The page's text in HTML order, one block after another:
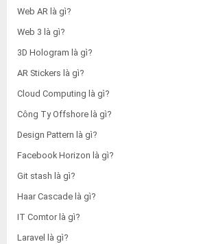
Web AR là gì?
Web 3 là gì?
3D Hologram là gì?
AR Stickers là gì?
Cloud Computing là gì?
Công Ty Offshore là gì?
Design Pattern là gì?
Facebook Horizon là gì?
Git stash là gì?
Haar Cascade là gì?
IT Comtor là gì?
Laravel là gì?